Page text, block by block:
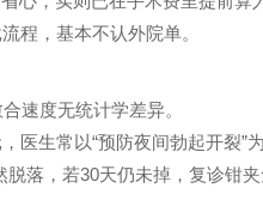
程，基本不认外院单。
速度无统计学差异。
医生常以“预防夜间勃起开裂”
脱落，若30天仍未掉，复诊钳